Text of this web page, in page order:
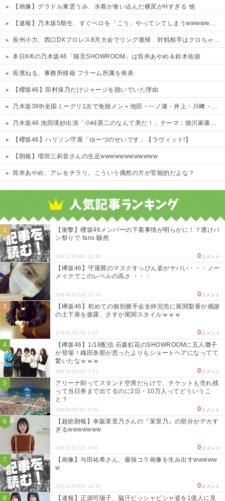
【画像】グラドル東雲うみ、水着が食い込んだ横尻がHすぎる 他
【速報】乃木坂5期生、すぐベロを「こう」やってシてしまうwwwwww 他
長州小力、西口DXプロレス8月大会でリング復帰 対戦相手はクロちゃん 他
本日8/6の乃木坂46「猫舌SHOWROOM」は筒井あやめ＆鈴木佑捺
長濱ねる、事務所移籍 フラーム所属を発表
【櫻坂46】田村保乃だけジャージを脱いでいた理由
乃木坂39th全国ミーグリ1次で免除メン＋池田・一ノ瀬・井上・川﨑・菅原・中西が全完売
乃木坂46 池田瑛紗出演「小峠英二のなんて美だ！」テーマ：徳川家康【2025.8.5 24:00〜 TOKYO MX】
【櫻坂46】ハリソン守屋「ゆーづのせいです」【ラヴィット!】
【朗報】増田三莉音さんの生足wwwwwwwwwwww
筒井あやめ、アレをチラリ。こういう偶然の方が官能的だよな？
【衝撃】櫻坂46メンバーの下着事情が明らかに！？透けパ
ン祭りで fans 騒然
24年12月04日 11:30 0コメント
【欅坂46】守屋茜のマスクすっぴん姿がヤバい・・・ノー
メイクでこのレベルの高さ ・・・
16年06月11日 11:39 0コメント
【欅坂46】初めての個別握手会全枠完売に尾関梨香が感謝
の土下座を披露、さすが尾関スタイルｗｗｗ
17年01月27日 1:40 0コメント
【欅坂46】1/18配信 石森虹花のSHOWROOMに五人囃子
が登場！織田奈那が思ったよりもショートヘアになってて
驚いたなｗｗｗ
18年01月18日 7:15 0コメント
アリーナ削ってスタンド空席だらけで、チケットも売れ残
って当日券まで出てるのに2日・10万人ってどういうこ
と？
19年09月24日 9:00 0コメント
【超絶朗報】幸阪茉里乃さんの『茉里乃』の部分がデカす
ぎるwwwwwww
20年10月11日 4:00 0コメント
【画像】与田祐希さん、最強コラ画像を生み出すwwwww
w
22年12月30日 12:55 0コメント
【速報】正源司陽子、脇汗ビッシャビシャ姿を1億人に見